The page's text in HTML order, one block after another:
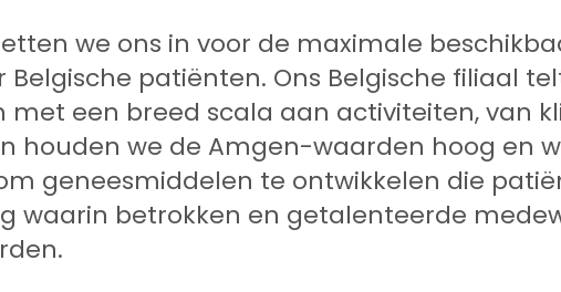
we ons in voor de maximale
patiënten. Ons Belgische filiaal
met een breed scala aan activiteiten, van
houden we de Amgen-waarden hoog en
geneesmiddelen te ontwikkelen die
waarin betrokken en getalenteerde